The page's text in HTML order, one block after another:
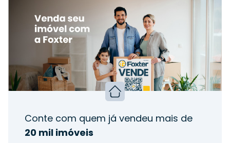
Conte com quem já vendeu mais de
20 mil imóveis